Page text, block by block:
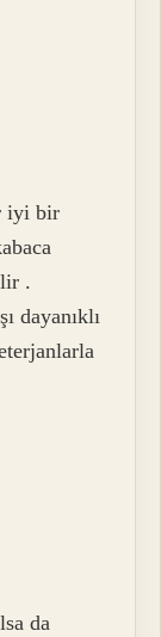
iyi bir
.
dayanıklı
da